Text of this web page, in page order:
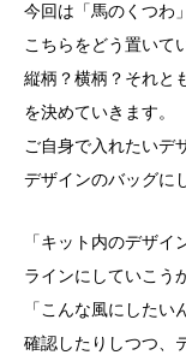
今回は「馬のくつわ
こちらをどう置いて
縦柄？横柄？それと
を決めていきます。
ご自身で入れたいデ
デザインのバッグに
「キット内のデザ
ラインにしていこう
「こんな風にした
確認したりしつつ、